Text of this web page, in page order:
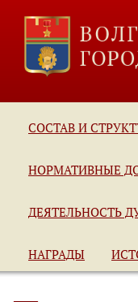
СОСТАВ И
НОРМАТИВНЫЕ
ДЕЯТЕЛЬНОСТЬ
НАГРАДЫ